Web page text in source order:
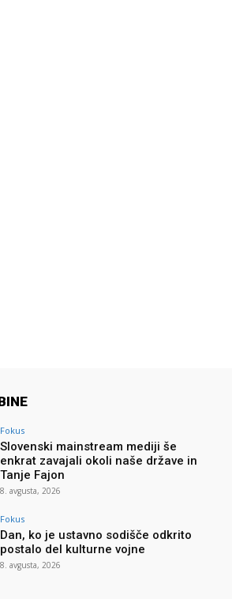
Fokus
Slovenski mainstream mediji še
enkrat zavajali okoli naše države in
Tanje Fajon
8. avgusta, 2026
Fokus
Dan, ko je ustavno sodišče odkrito
postalo del kulturne vojne
8. avgusta, 2026